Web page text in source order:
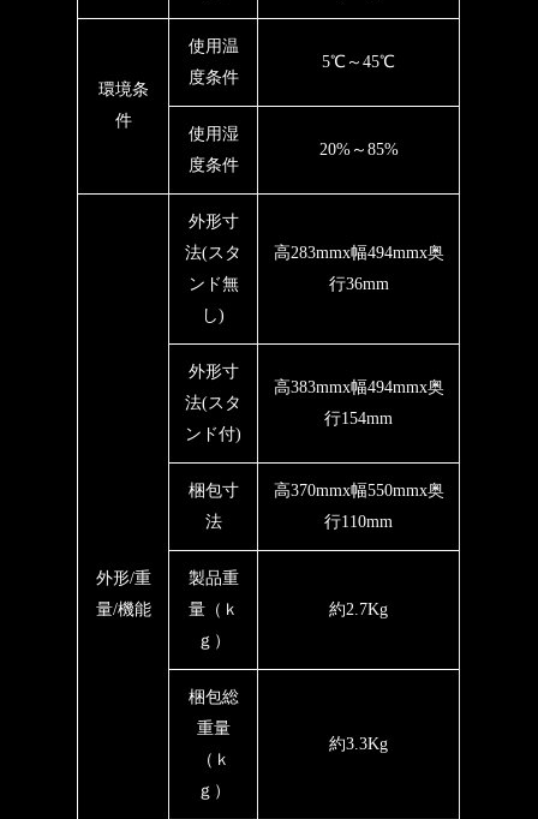
環境条
件
使用温
度条件
5℃～45℃
使用湿
度条件
20%～85%
外形/重
量/機能
外形寸
法(スタ
ンド無
し)
高283mmx幅494mmx奥
行36mm
外形寸
法(スタ
ンド付)
高383mmx幅494mmx奥
行154mm
梱包寸
法
高370mmx幅550mmx奥
行110mm
製品重
量（ｋ
ｇ）
約2.7Kg
梱包総
重量
（ｋ
ｇ）
約3.3Kg